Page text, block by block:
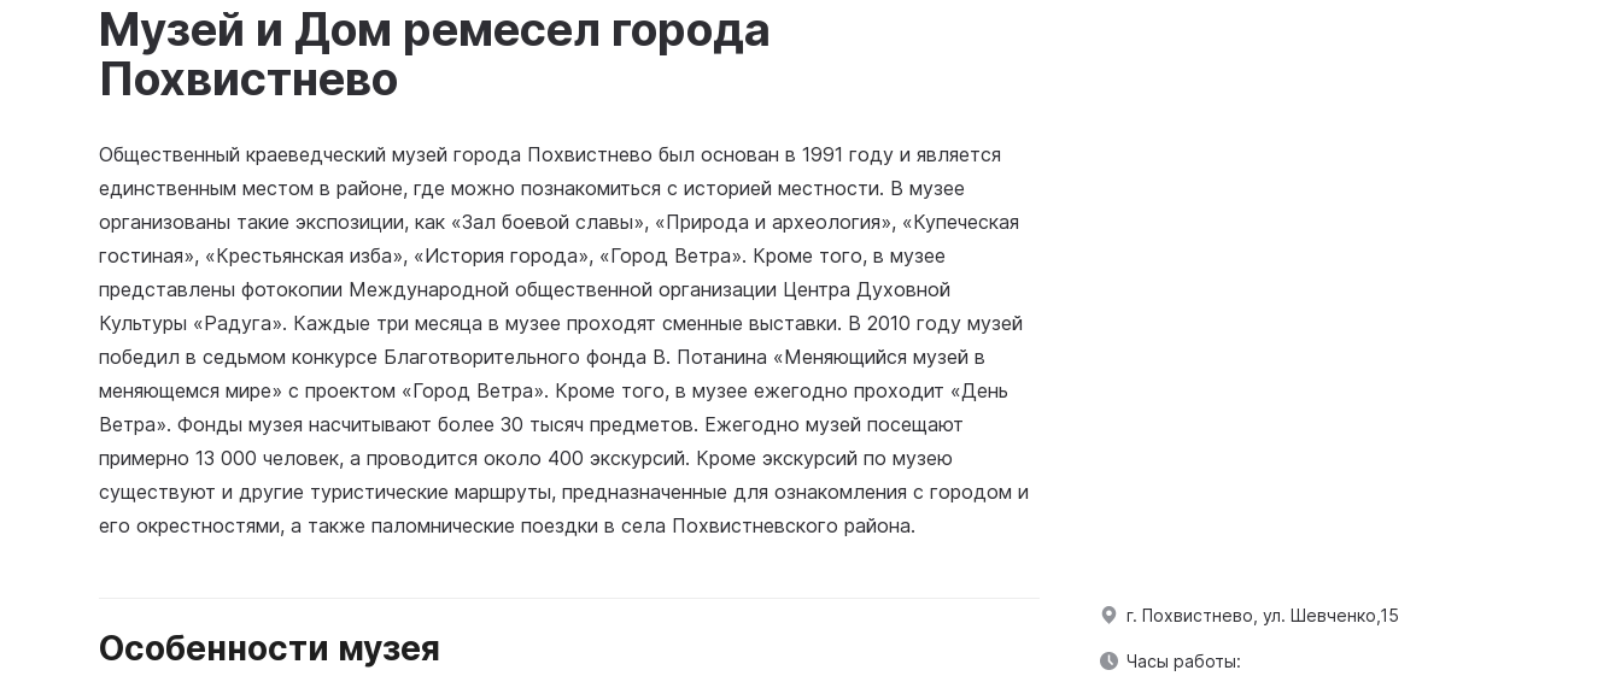
Музей и Дом ремесел города
Похвистнево
Общественный краеведческий музей города Похвистнево был основан в 1991 году и является
единственным местом в районе, где можно познакомиться с историей местности. В музее
организованы такие экспозиции, как «Зал боевой славы», «Природа и археология», «Купеческая
гостиная», «Крестьянская изба», «История города», «Город Ветра». Кроме того, в музее
представлены фотокопии Международной общественной организации Центра Духовной
Культуры «Радуга». Каждые три месяца в музее проходят сменные выставки. В 2010 году музей
победил в седьмом конкурсе Благотворительного фонда В. Потанина «Меняющийся музей в
меняющемся мире» с проектом «Город Ветра». Кроме того, в музее ежегодно проходит «День
Ветра». Фонды музея насчитывают более 30 тысяч предметов. Ежегодно музей посещают
примерно 13 000 человек, а проводится около 400 экскурсий. Кроме экскурсий по музею
существуют и другие туристические маршруты, предназначенные для ознакомления с городом и
его окрестностями, а также паломнические поездки в села Похвистневского района.
Особенности музея
г. Похвистнево, ул. Шевченко,15
Часы работы: